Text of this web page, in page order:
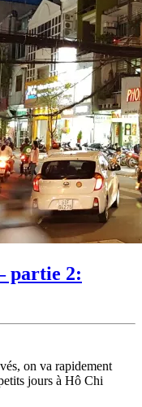
partie 2:
on va rapidement
jours à Hô Chi